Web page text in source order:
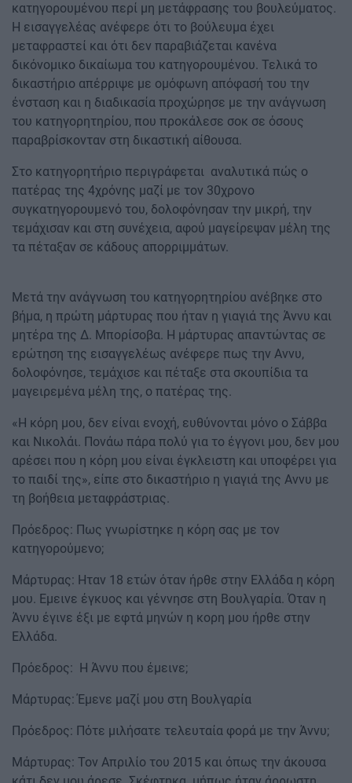
κατηγορουμένου περί μη μετάφρασης του βουλεύματος.
Η εισαγγελέας ανέφερε ότι το βούλευμα έχει
μεταφραστεί και ότι δεν παραβιάζεται κανένα
δικόνομικο δικαίωμα του κατηγορουμένου. Τελικά το
δικαστήριο απέρριψε με ομόφωνη απόφασή του την
ένσταση και η διαδικασία προχώρησε με την ανάγνωση
του κατηγορητηρίου, που προκάλεσε σοκ σε όσους
παραβρίσκονταν στη δικαστική αίθουσα.
Στο κατηγορητήριο περιγράφεται αναλυτικά πώς ο
πατέρας της 4χρόνης μαζί με τον 30χρονο
συγκατηγορουμενό του, δολοφόνησαν την μικρή, την
τεμάχισαν και στη συνέχεια, αφού μαγείρεψαν μέλη της
τα πέταξαν σε κάδους απορριμμάτων.
Μετά την ανάγνωση του κατηγορητηρίου ανέβηκε στο
βήμα, η πρώτη μάρτυρας που ήταν η γιαγιά της Άννυ και
μητέρα της Δ. Μπορίσοβα. Η μάρτυρας απαντώντας σε
ερώτηση της εισαγγελέως ανέφερε πως την Αννυ,
δολοφόνησε, τεμάχισε και πέταξε στα σκουπίδια τα
μαγειρεμένα μέλη της, ο πατέρας της.
«Η κόρη μου, δεν είναι ενοχή, ευθύνονται μόνο ο Σάββα
και Νικολάι. Πονάω πάρα πολύ για το έγγονι μου, δεν μου
αρέσει που η κόρη μου είναι έγκλειστη και υποφέρει για
το παιδί της», είπε στο δικαστήριο η γιαγιά της Αννυ με
τη βοήθεια μεταφράστριας.
Πρόεδρος: Πως γνωρίστηκε η κόρη σας με τον
κατηγορούμενο;
Μάρτυρας: Ηταν 18 ετών όταν ήρθε στην Ελλάδα η κόρη
μου. Εμεινε έγκυος και γέννησε στη Βουλγαρία. Όταν η
Άννυ έγινε έξι με εφτά μηνών η κορη μου ήρθε στην
Ελλάδα.
Πρόεδρος: Η Άννυ που έμεινε;
Μάρτυρας: Έμενε μαζί μου στη Βουλγαρία
Πρόεδρος: Πότε μιλήσατε τελευταία φορά με την Άννυ;
Μάρτυρας: Τον Απριλίο του 2015 και όπως την άκουσα